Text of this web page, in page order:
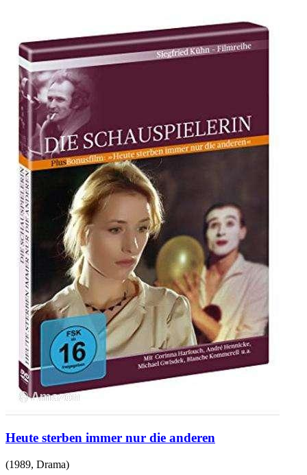
Heute sterben immer nur die anderen
(1989, Drama)